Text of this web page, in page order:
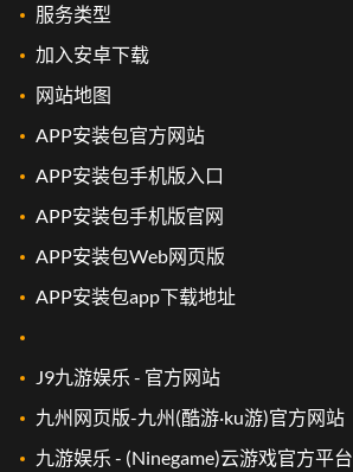
服务类型
加入安卓下载
网站地图
APP安装包官方网站
APP安装包手机版入口
APP安装包手机版官网
APP安装包Web网页版
APP安装包app下载地址
J9九游娱乐 - 官方网站
九州网页版-九州(酷游·ku游)官方网站
九游娱乐 - (Ninegame)云游戏官方平台